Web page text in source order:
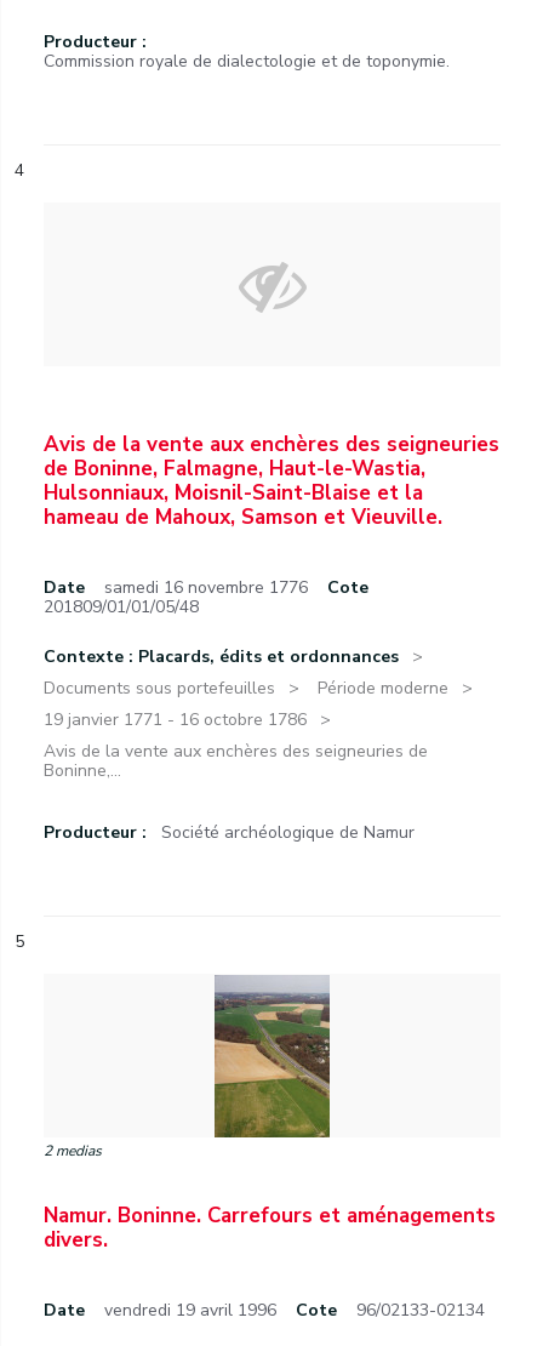
Producteur :
Commission royale de dialectologie et de toponymie.
4
Avis de la vente aux enchères des seigneuries
de Boninne, Falmagne, Haut-le-Wastia,
Hulsonniaux, Moisnil-Saint-Blaise et la
hameau de Mahoux, Samson et Vieuville.
Date samedi 16 novembre 1776
Cote
201809/01/01/05/48
Contexte : Placards, édits et ordonnances
Documents sous portefeuilles
Période moderne
19 janvier 1771 - 16 octobre 1786
Avis de la vente aux enchères des seigneuries de
Boninne,...
Producteur : Société archéologique de Namur
5
2 medias
Namur. Boninne. Carrefours et aménagements
divers.
Date vendredi 19 avril 1996 Cote 96/02133-02134